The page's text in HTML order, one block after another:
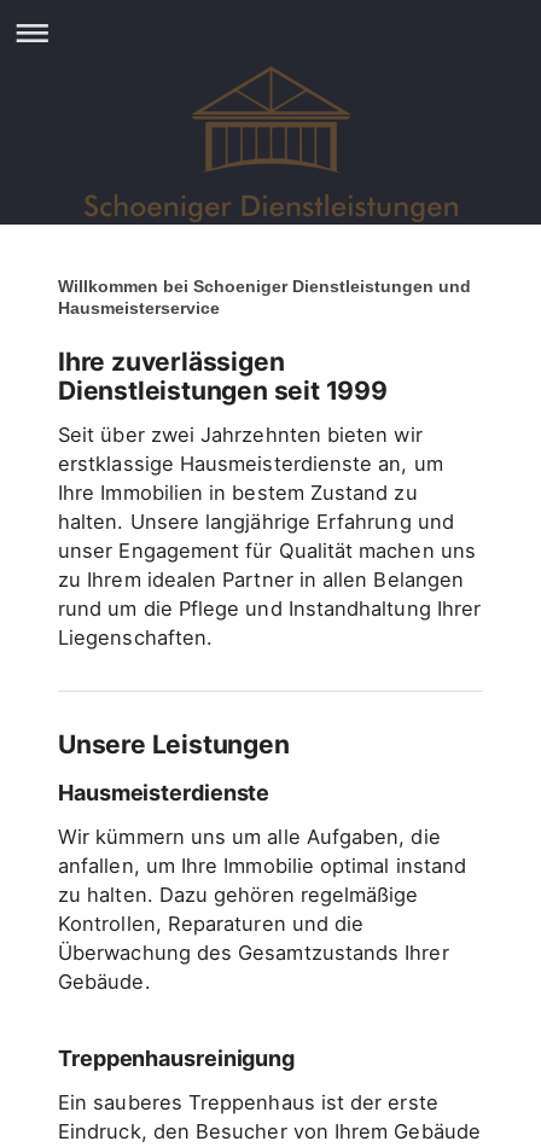
Willkommen bei Schoeniger Dienstleistungen und
Hausmeisterservice
Ihre zuverlässigen
Dienstleistungen seit 1999
Seit über zwei Jahrzehnten bieten wir
erstklassige Hausmeisterdienste an, um
Ihre Immobilien in bestem Zustand zu
halten. Unsere langjährige Erfahrung und
unser Engagement für Qualität machen uns
zu Ihrem idealen Partner in allen Belangen
rund um die Pflege und Instandhaltung Ihrer
Liegenschaften.
Unsere Leistungen
Hausmeisterdienste
Wir kümmern uns um alle Aufgaben, die
anfallen, um Ihre Immobilie optimal instand
zu halten. Dazu gehören regelmäßige
Kontrollen, Reparaturen und die
Überwachung des Gesamtzustands Ihrer
Gebäude.
Treppenhausreinigung
Ein sauberes Treppenhaus ist der erste
Eindruck, den Besucher von Ihrem Gebäude